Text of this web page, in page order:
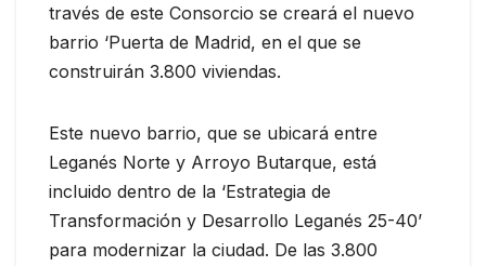
través de este Consorcio se creará el nuevo
barrio ‘Puerta de Madrid, en el que se
construirán 3.800 viviendas.
Este nuevo barrio, que se ubicará entre
Leganés Norte y Arroyo Butarque, está
incluido dentro de la ‘Estrategia de
Transformación y Desarrollo Leganés 25-40’
para modernizar la ciudad. De las 3.800